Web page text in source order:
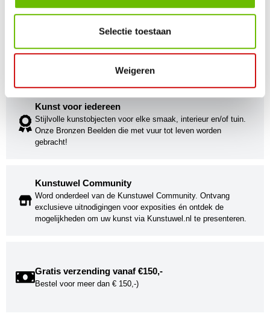
Selectie toestaan
Weigeren
Persoonlijke klantenservice
Maandag t/m vrijdag van 09.00 tot 16.00 staat onze
Kunst voor iedereen
Stijlvolle kunstobjecten voor elke smaak, interieur en/of tuin.
Onze Bronzen Beelden die met vuur tot leven worden
gebracht!
Kunstuwel Community
Word onderdeel van de Kunstuwel Community. Ontvang
exclusieve uitnodigingen voor exposities én ontdek de
mogelijkheden om uw kunst via Kunstuwel.nl te presenteren.
Gratis verzending vanaf €150,-
Bestel voor meer dan € 150,-)